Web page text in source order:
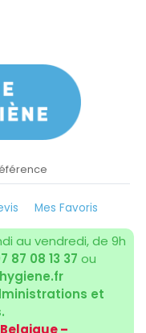
Mes Favoris
au vendredi, de 9h
87 08 13 37 ou
et
–